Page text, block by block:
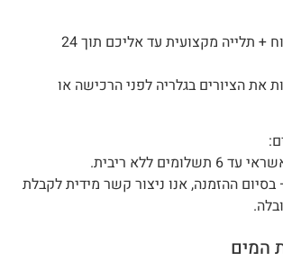
ניתן להזמין משלוח + תלייה מקצועית עד אליכם תוך 24
את הציורים בגלריה לפני הרכישה או
ללא ריבית.
ההזמנה, אנו ניצור קשר מידית לקבלת
המים